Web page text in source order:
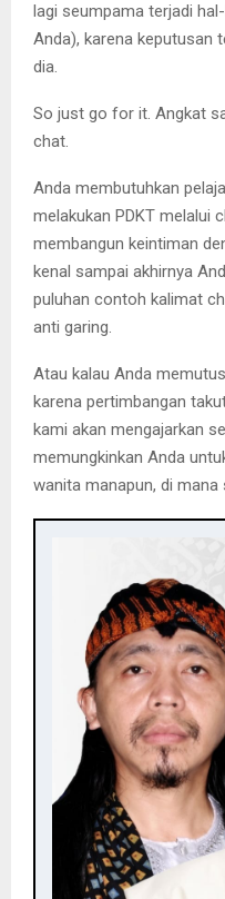
lagi seumpama terjadi
Anda), karena keputusan
dia.
So just go for it. Angkat
chat.
Anda membutuhkan
melakukan PDKT melalui
membangun keintiman
kenal sampai akhirnya
puluhan contoh kalimat
anti garing.
Atau kalau Anda
karena pertimbangan
kami akan mengajarkan
memungkinkan Anda
wanita manapun, di